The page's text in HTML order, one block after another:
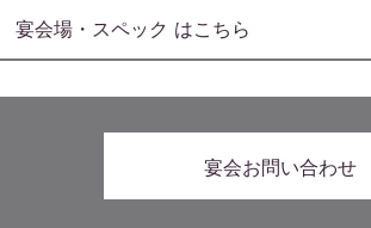
&
会場・スペック はこちら
宴会お問い合わせ